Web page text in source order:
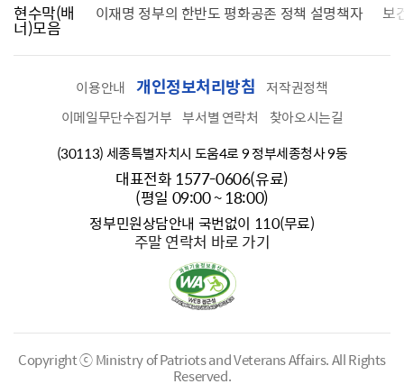
현수막(배
너)모음
찾습니다 이재명 정부의 한반도 평화공존 정책 설명책자 보
이용안내 개인정보처리방침
저작권정책
이메일무단수집거부 부서별 연락처
찾아오시는길
(30113) 세종특별자치시 도움4로 9 정부세종청사 9동
대표전화 1577-0606(유료)
(평일 09:00 ~ 18:00)
정부민원상담안내 국번없이 110(무료)
주말 연락처 바로 가기
Copyright ⓒ Ministry of Patriots and Veterans Affairs.All Rights
Reserved.